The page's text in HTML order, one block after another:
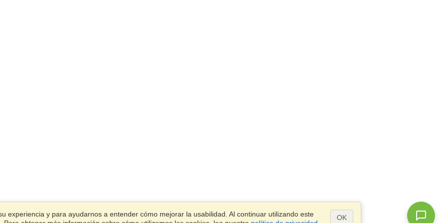
experiencia y para ayudarnos a entender cómo mejorar la usabilidad. Al continuar utilizando este
OK